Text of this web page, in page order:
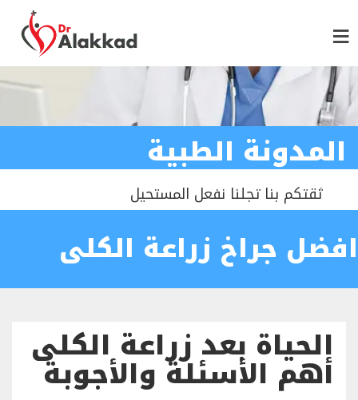
المدونة الطبية
ثقتكم بنا تجلنا نفعل المستحيل
افضل جراخ زراعة الكلى
الحياة بعد زراعة الكلى
أهم الأسئلة والأجوبة